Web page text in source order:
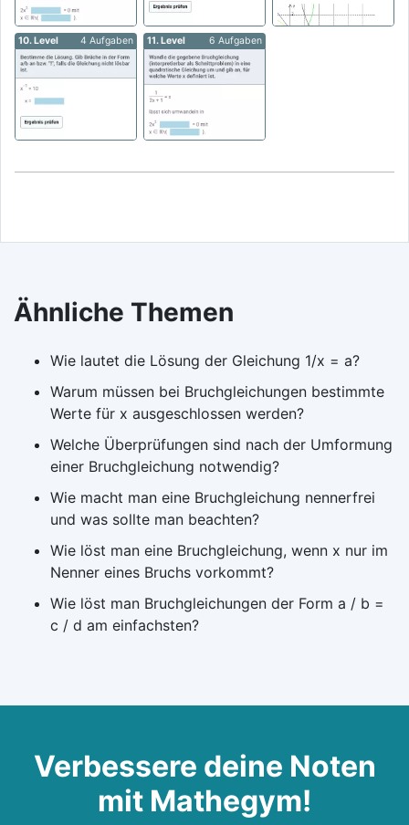
10. Level 4 Aufgaben 11. Level 6 Aufgaben
Ähnliche Themen
Wie lautet die Lösung der Gleichung 1/x = a?
Warum müssen bei Bruchgleichungen bestimmte
Werte für x ausgeschlossen werden?
Welche Überprüfungen sind nach der Umformung
einer Bruchgleichung notwendig?
Wie macht man eine Bruchgleichung nennerfrei
und was sollte man beachten?
Wie löst man eine Bruchgleichung, wenn x nur im
Nenner eines Bruchs vorkommt?
Wie löst man Bruchgleichungen der Form a / b =
c / d am einfachsten?
Verbessere deine Noten
mit Mathegym!